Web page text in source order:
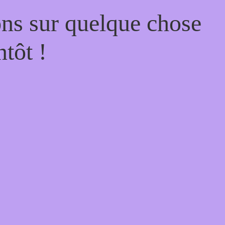
sur quelque chose
!